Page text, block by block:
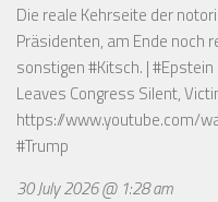
Die reale Kehrseite der
Präsidenten, am Ende noch
sonstigen #Kitsch. |
Leaves Congress Silent,
https://www.youtube.com/
#Trump
30 July 2026 @ 1:28 am